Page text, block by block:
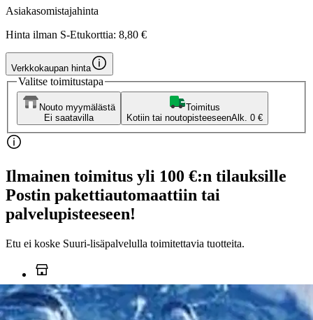
Asiakasomistajahinta
Hinta ilman S-Etukorttia: 8,80 €
Verkkokaupan hinta
Valitse toimitustapa
Nouto myymälästä
Ei saatavilla
Toimitus
Kotiin tai noutopisteeseenAlk. 0 €
Ilmainen toimitus yli 100 €:n tilauksille
Postin pakettiautomaattiin tai
palvelupisteeseen!
Etu ei koske Suuri‑lisäpalvelulla toimitettavia tuotteita.
Tarkista myymäläsaatavuus